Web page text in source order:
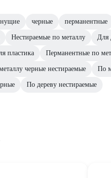
черные перманентные
Нестираемые по металлу Для
пластика Перманентные по
черные нестираемые По
По дереву нестираемые